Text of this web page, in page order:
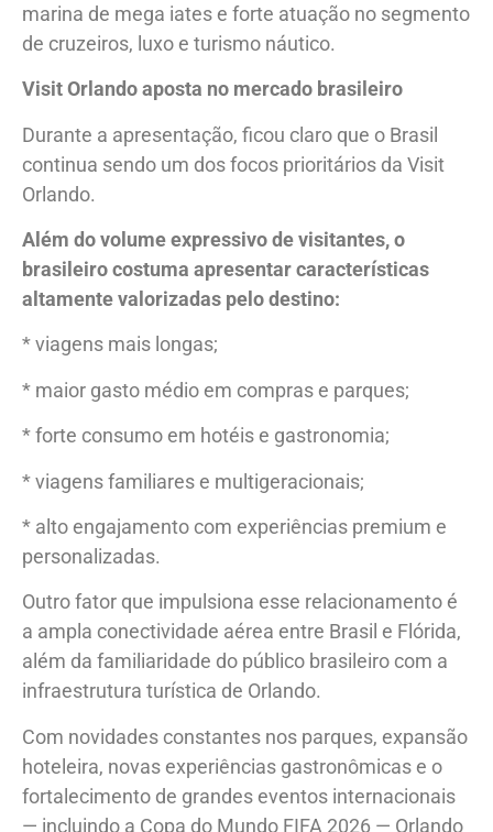
marina de mega iates e forte atuação no segmento
de cruzeiros, luxo e turismo náutico.
Visit Orlando aposta no mercado brasileiro
Durante a apresentação, ficou claro que o Brasil
continua sendo um dos focos prioritários da Visit
Orlando.
Além do volume expressivo de visitantes, o
brasileiro costuma apresentar características
altamente valorizadas pelo destino:
* viagens mais longas;
* maior gasto médio em compras e parques;
* forte consumo em hotéis e gastronomia;
* viagens familiares e multigeracionais;
* alto engajamento com experiências premium e
personalizadas.
Outro fator que impulsiona esse relacionamento é
a ampla conectividade aérea entre Brasil e Flórida,
além da familiaridade do público brasileiro com a
infraestrutura turística de Orlando.
Com novidades constantes nos parques, expansão
hoteleira, novas experiências gastronômicas e o
fortalecimento de grandes eventos internacionais
— incluindo a Copa do Mundo FIFA 2026 — Orlando